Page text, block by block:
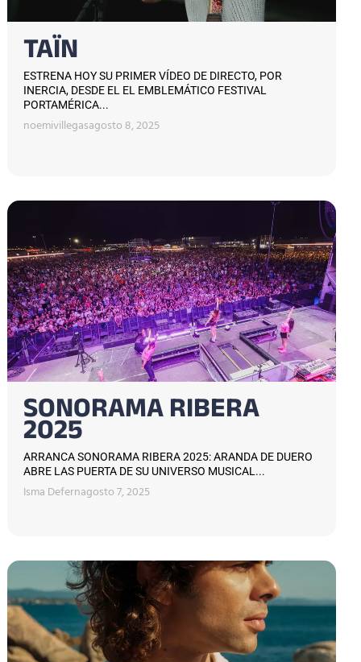
TAÏN
ESTRENA HOY SU PRIMER VÍDEO DE DIRECTO, POR
INERCIA, DESDE EL EL EMBLEMÁTICO FESTIVAL
PORTAMÉRICA...
noemivillegasagosto 8, 2025
SONORAMA RIBERA
2025
ARRANCA SONORAMA RIBERA 2025: ARANDA DE DUERO
ABRE LAS PUERTA DE SU UNIVERSO MUSICAL...
Isma Defernagosto 7, 2025